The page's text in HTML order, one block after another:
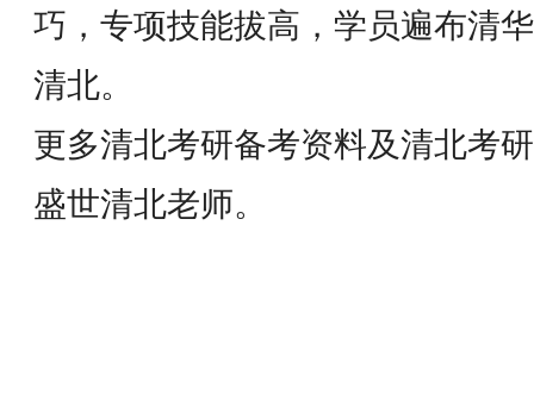
巧，专项技能拔高，学员遍布清
清北。
更多清北考研备考资料及清北考
盛世清北老师。